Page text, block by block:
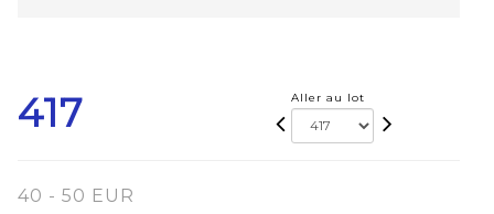
417 Aller au lot
40 - 50 EUR